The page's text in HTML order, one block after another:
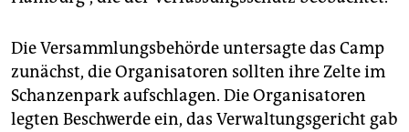
Die Versammlungsbehörde untersagte das Camp
zunächst, die Organisatoren sollten ihre Zelte im
Schanzenpark aufschlagen. Die Organisatoren
legten Beschwerde ein, das Verwaltungsgericht gab